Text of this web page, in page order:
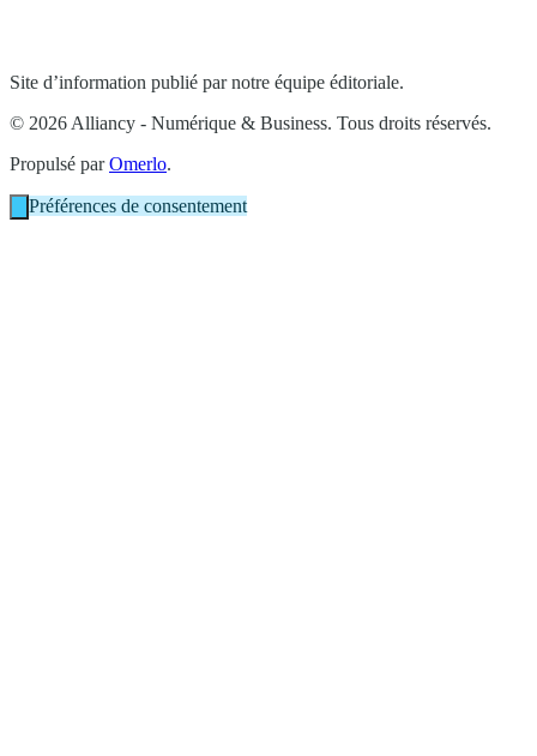
Site d’information publié par notre équipe éditoriale.
© 2026 Alliancy - Numérique & Business. Tous droits réservés.
Propulsé parOmerlo.
Préférences de consentement